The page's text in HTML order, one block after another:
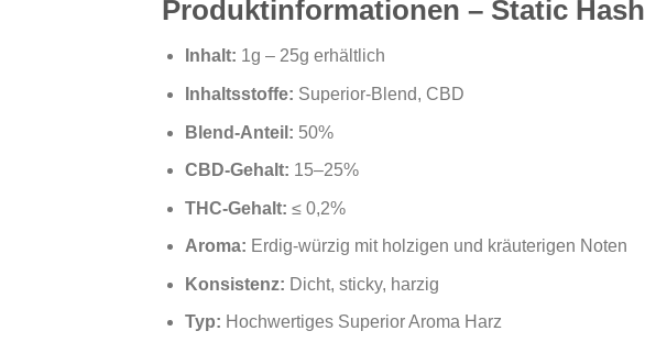
Produktinformationen – Static Hash
Inhalt: 1g – 25g erhältlich
Inhaltsstoffe: Superior-Blend, CBD
Blend-Anteil: 50%
CBD-Gehalt: 15–25%
THC-Gehalt: ≤ 0,2%
Aroma: Erdig-würzig mit holzigen und kräuterigen Noten
Konsistenz: Dicht, sticky, harzig
Typ: Hochwertiges Superior Aroma Harz